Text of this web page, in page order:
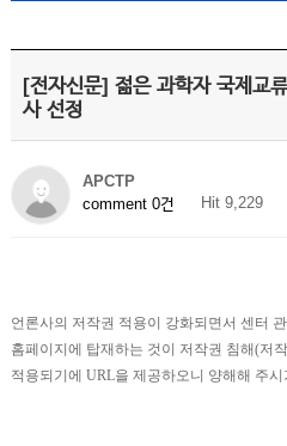
[전자신문] 젊은 과학자 국제교
사 선정
APCTP
comment 0건
Hit 9,229
언론사의 저작권 적용이 강화되면서 센터
홈페이지에 탑재하는 것이 저작권 침해(저
적용되기에 URL을 제공하오니 양해해 주시